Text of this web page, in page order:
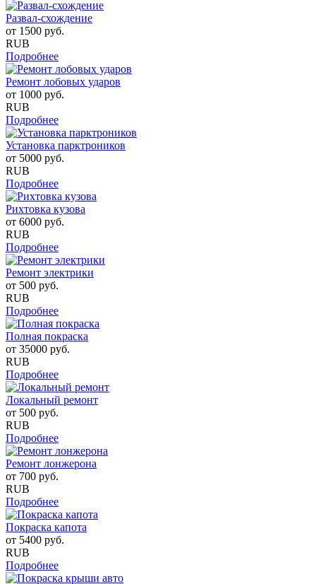
Развал-схождение
от 1500 руб.
RUB
Подробнее
Ремонт лобовых ударов
от 1000 руб.
RUB
Подробнее
Установка парктроников
от 5000 руб.
RUB
Подробнее
Рихтовка кузова
от 6000 руб.
RUB
Подробнее
Ремонт электрики
от 500 руб.
RUB
Подробнее
Полная покраска
от 35000 руб.
RUB
Подробнее
Локальный ремонт
от 500 руб.
RUB
Подробнее
Ремонт лонжерона
от 700 руб.
RUB
Подробнее
Покраска капота
от 5400 руб.
RUB
Подробнее